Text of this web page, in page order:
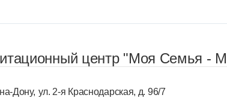
центр "Моя Семья -
Дону ул. 2-я Краснодарская, д. 96/7